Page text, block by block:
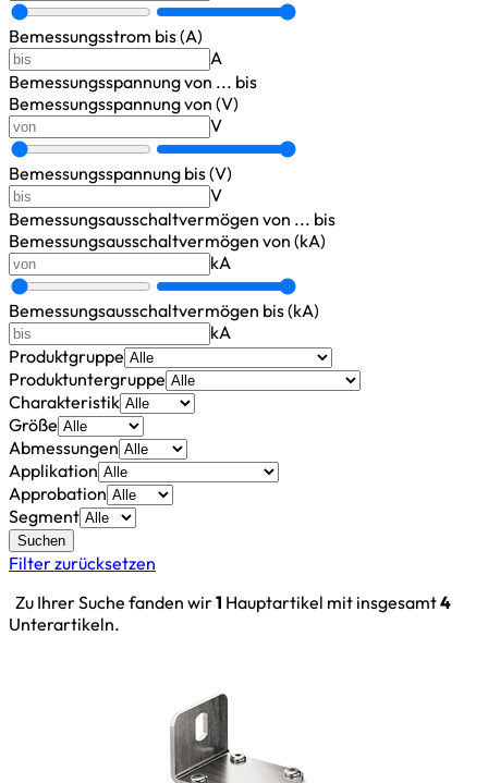
Bemessungsstrom bis (A)
A
Bemessungsspannungvon ... bis
Bemessungsspannung von (V)
V
Bemessungsspannung bis (V)
V
Bemessungsausschaltvermögen von ... bis
Bemessungsausschaltvermögen von (kA)
kA
Bemessungsausschaltvermögen bis (kA)
kA
Produktgruppe
Produktuntergruppe
Charakteristik
Größe
Abmessungen
Applikation
Approbation
Segment
Suchen
Filter zurücksetzen
Zu Ihrer Suche fanden wir1 Hauptartikel mit insgesamt4
Unterartikeln.